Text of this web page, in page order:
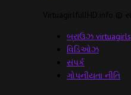
બ્રાઉઝ virtuagirls
વિડિઓઝ
સંપર્ક
ગોપનીયતા નીતિ